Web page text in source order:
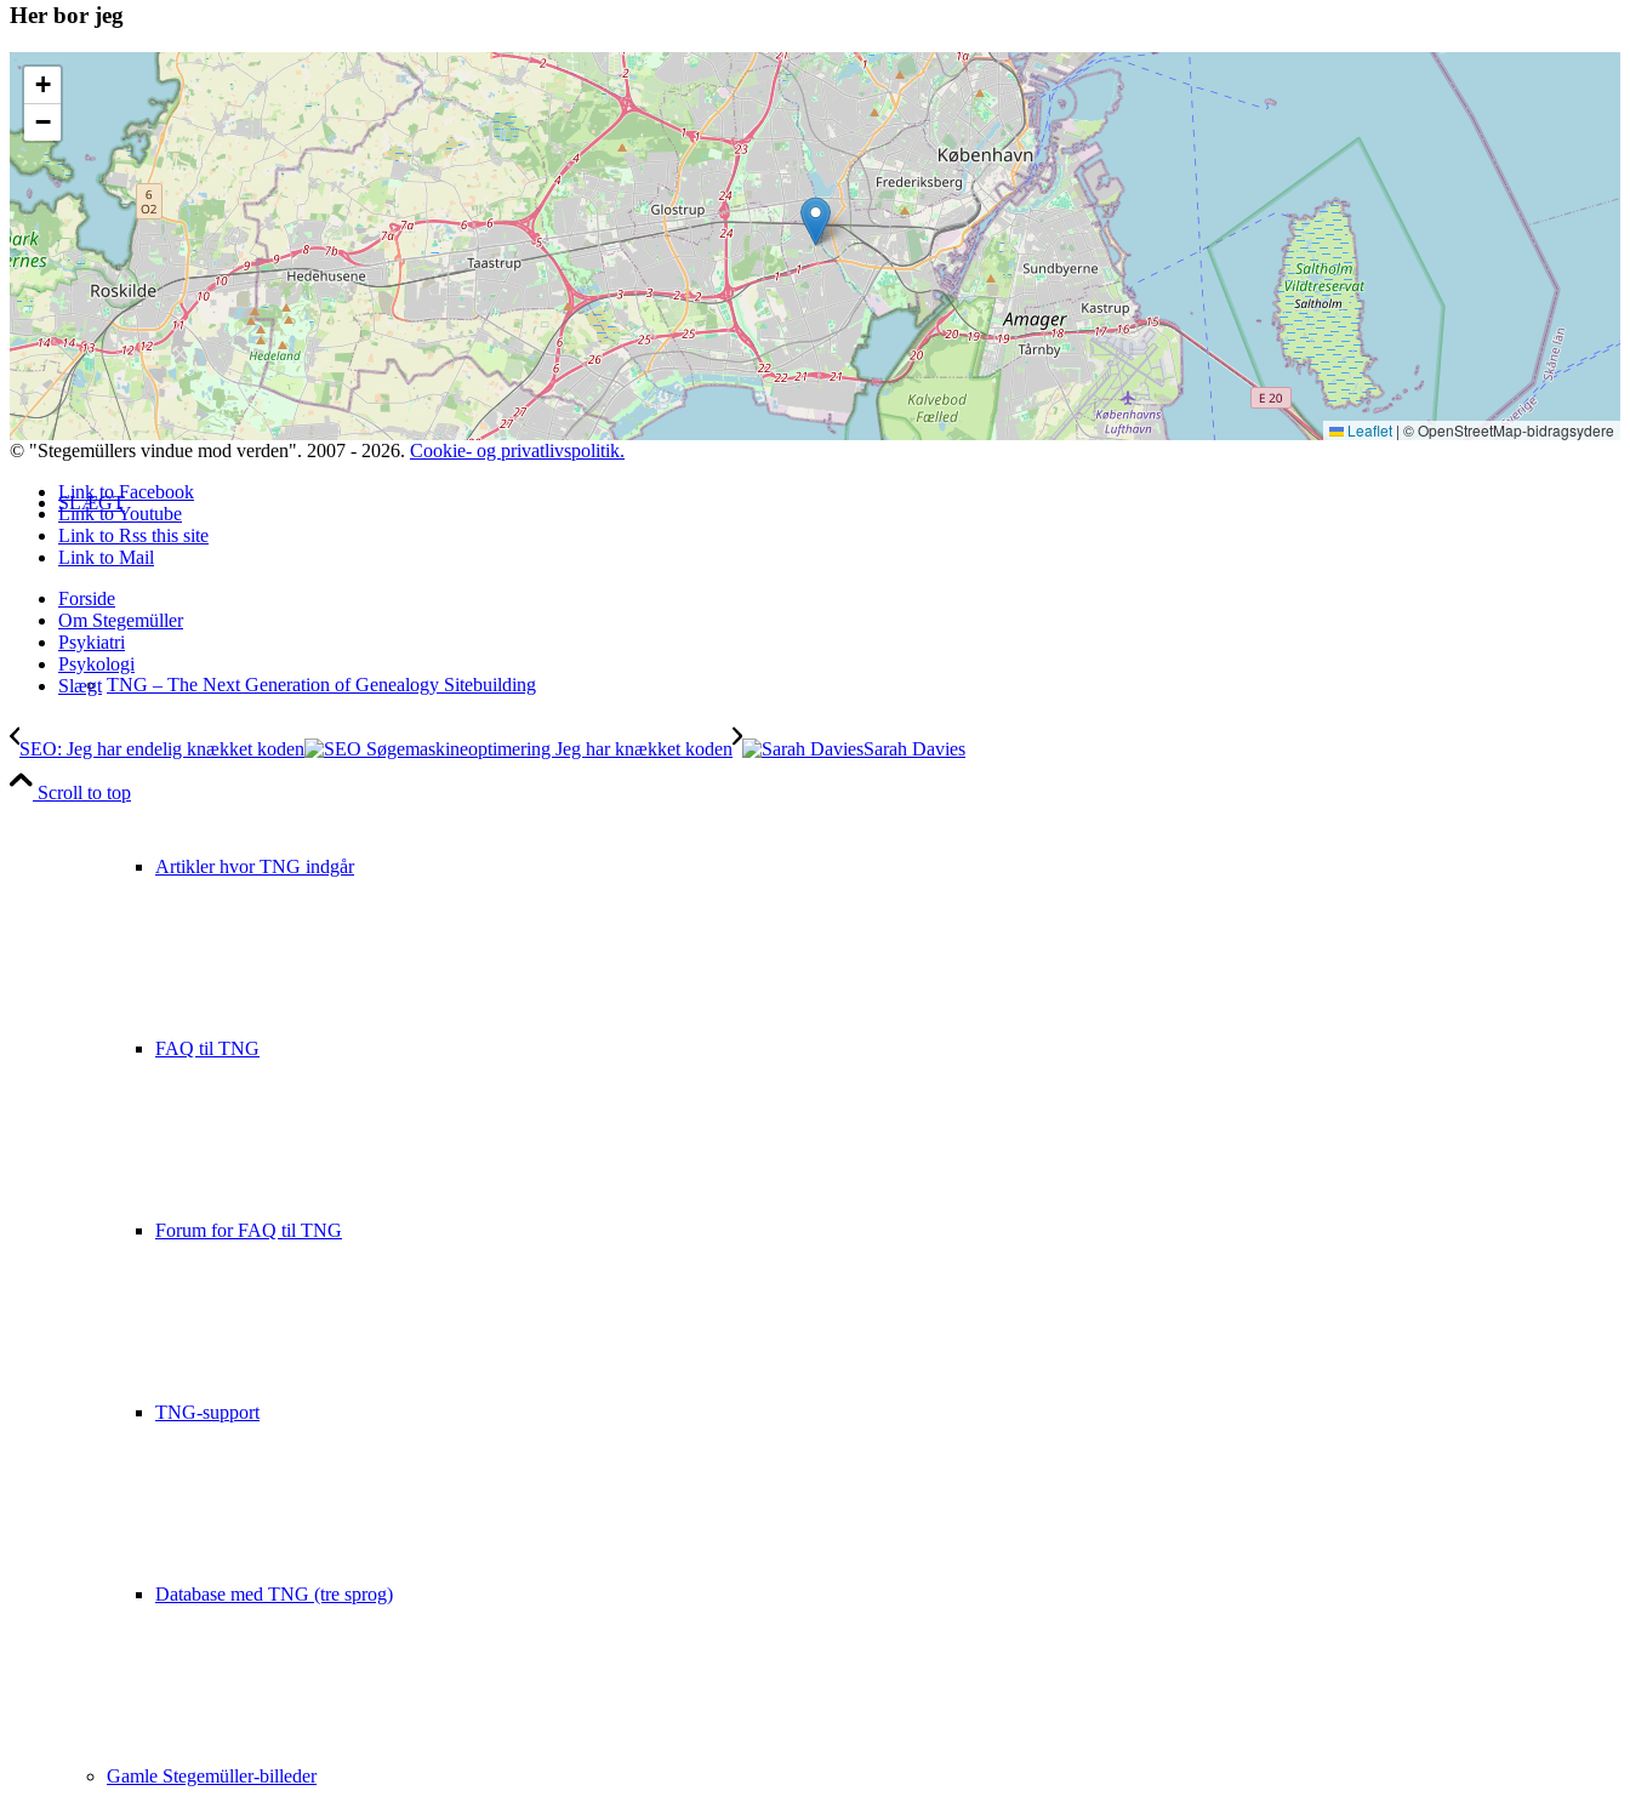
Database med sprogfejl
Bidrag selv til Sprogdatabasen
SLÆGT
TNG – The Next Generation of Genealogy Sitebuilding
Artikler hvor TNG indgår
FAQ til TNG
Forum for FAQ til TNG
TNG-support
Database med TNG (tre sprog)
Gamle Stegemüller-billeder
Her bor jeg
+
−
Leaflet | © OpenStreetMap-bidragsydere
© "Stegemüllers vindue mod verden". 2007 - 2026. Cookie- og privatlivspolitik.
Link to Facebook
Link to Youtube
Link to Rss this site
Link to Mail
Forside
Om Stegemüller
Psykiatri
Psykologi
Slægt
SEO: Jeg har endelig knækket koden Sarah Davies
Scroll to top